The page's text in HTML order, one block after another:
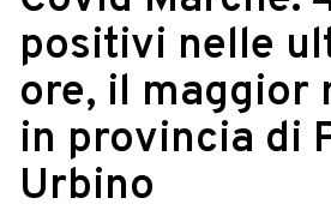
positivi nelle
ore, il maggior
in provincia di
Urbino